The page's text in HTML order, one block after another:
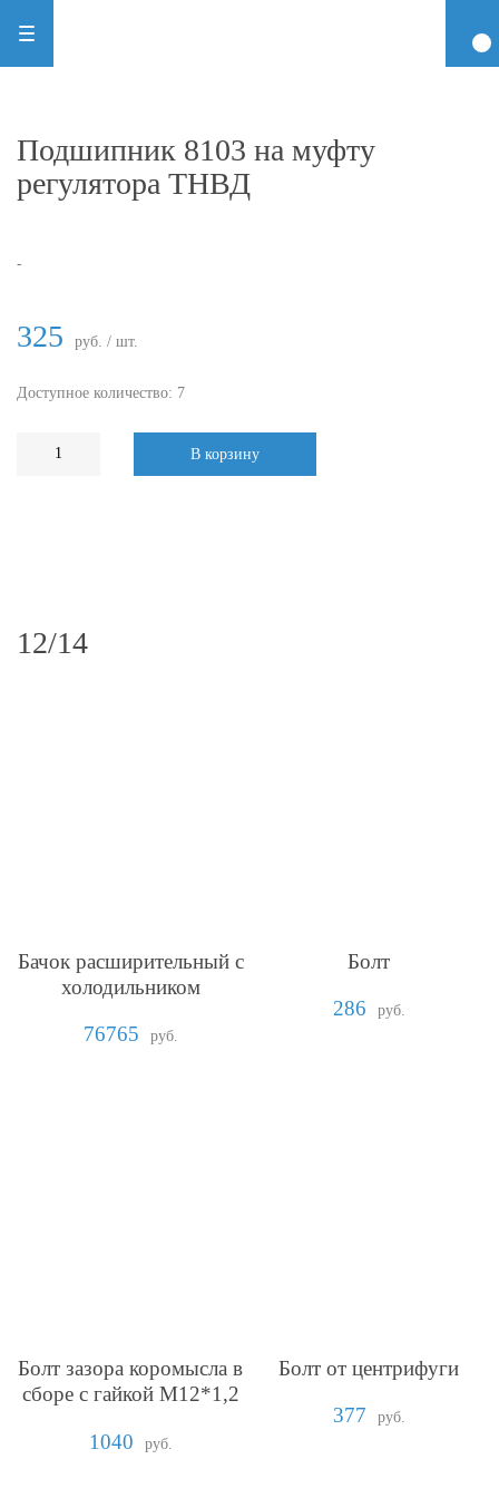
Подшипник 8103 на муфту
регулятора ТНВД
-
325 руб. / шт.
Доступное количество: 7
В корзину
12/14
Бачок расширительный с
холодильником
76765
руб.
Болт
286
руб.
Болт зазора коромысла в
сборе с гайкой М12*1,2
1040
руб.
Болт от центрифуги
377
руб.